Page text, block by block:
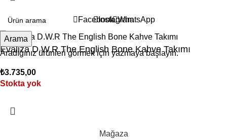
Arama
Aradığınız ürünleri görmek için yazmaya başlayın.
FacebookInstagramWhatsApp
Evaliza D.W.R The English Bone Kahve Takımı
₺3.735,00
Stokta yok
Mağaza